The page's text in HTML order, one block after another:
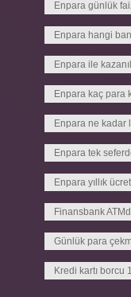
Enpara günlük
Enpara hangi
Enpara ile
Enpara kaç para
Enpara ne kadar
Enpara tek
Enpara yıllık
Finansbank
Günlük para
Kredi kartı borcu